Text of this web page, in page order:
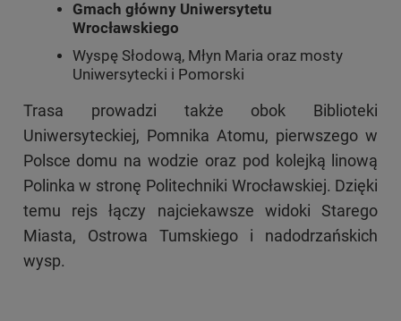
Gmach główny Uniwersytetu
Wrocławskiego
Wyspę Słodową, Młyn Maria oraz mosty
Uniwersytecki i Pomorski
Trasa prowadzi także obok Biblioteki
Uniwersyteckiej, Pomnika Atomu, pierwszego w
Polsce domu na wodzie oraz pod kolejką linową
Polinka w stronę Politechniki Wrocławskiej. Dzięki
temu rejs łączy najciekawsze widoki Starego
Miasta, Ostrowa Tumskiego i nadodrzańskich
wysp.